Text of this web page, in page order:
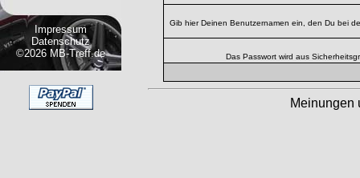
Impressum
Datenschutz
©2026 MB-Treff.de
Gib hier Deinen Benutzernamen ein, den Du bei
Das Passwort wird aus
Meinungen